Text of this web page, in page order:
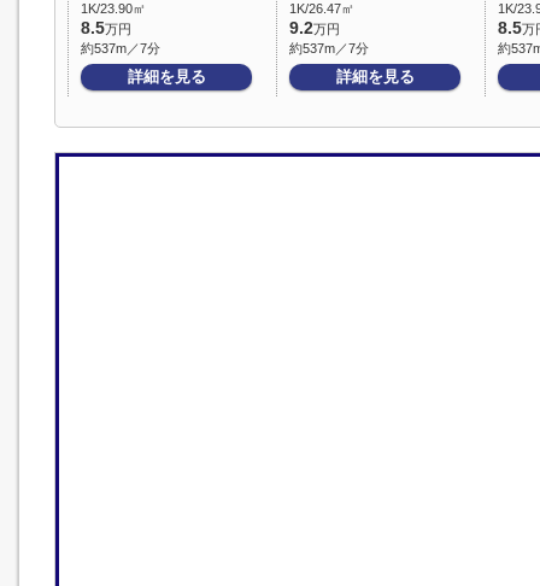
1K/23.90㎡
8.5万円
約537m／7分
詳細を見る
1K/26.47㎡
9.2万円
約537m／7分
詳細を見る
1K/
8.5万
約